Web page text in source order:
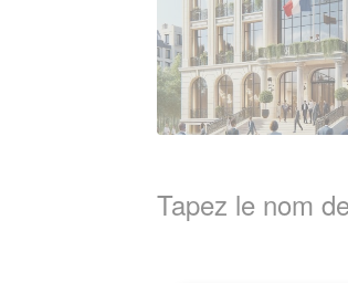
Tapez le nom